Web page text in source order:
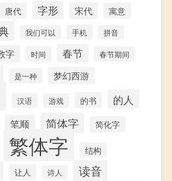
唐代 字形 宋代 寓意
我们可以 手机 拼音
字 时间 春节 春节期间
是一种 梦幻西游
汉语 游戏 的书 的人
笔顺 简体字 简化字
繁体字 结构
让人 诗人 读音